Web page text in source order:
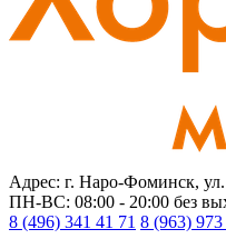
Адрес: г. Наро-Фоминск,
ПН-ВС: 08:00 - 20:00 без
8 (496) 341 41 71 8 (963) 973